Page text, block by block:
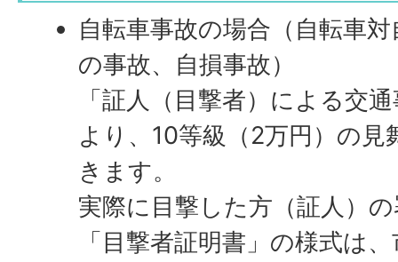
自転車事故の場合（自転車
の事故、自損事故）
「証人（目撃者）による交
より、10等級（2万円）の
きます。
実際に目撃した方（証人）
「目撃者証明書」の様式は